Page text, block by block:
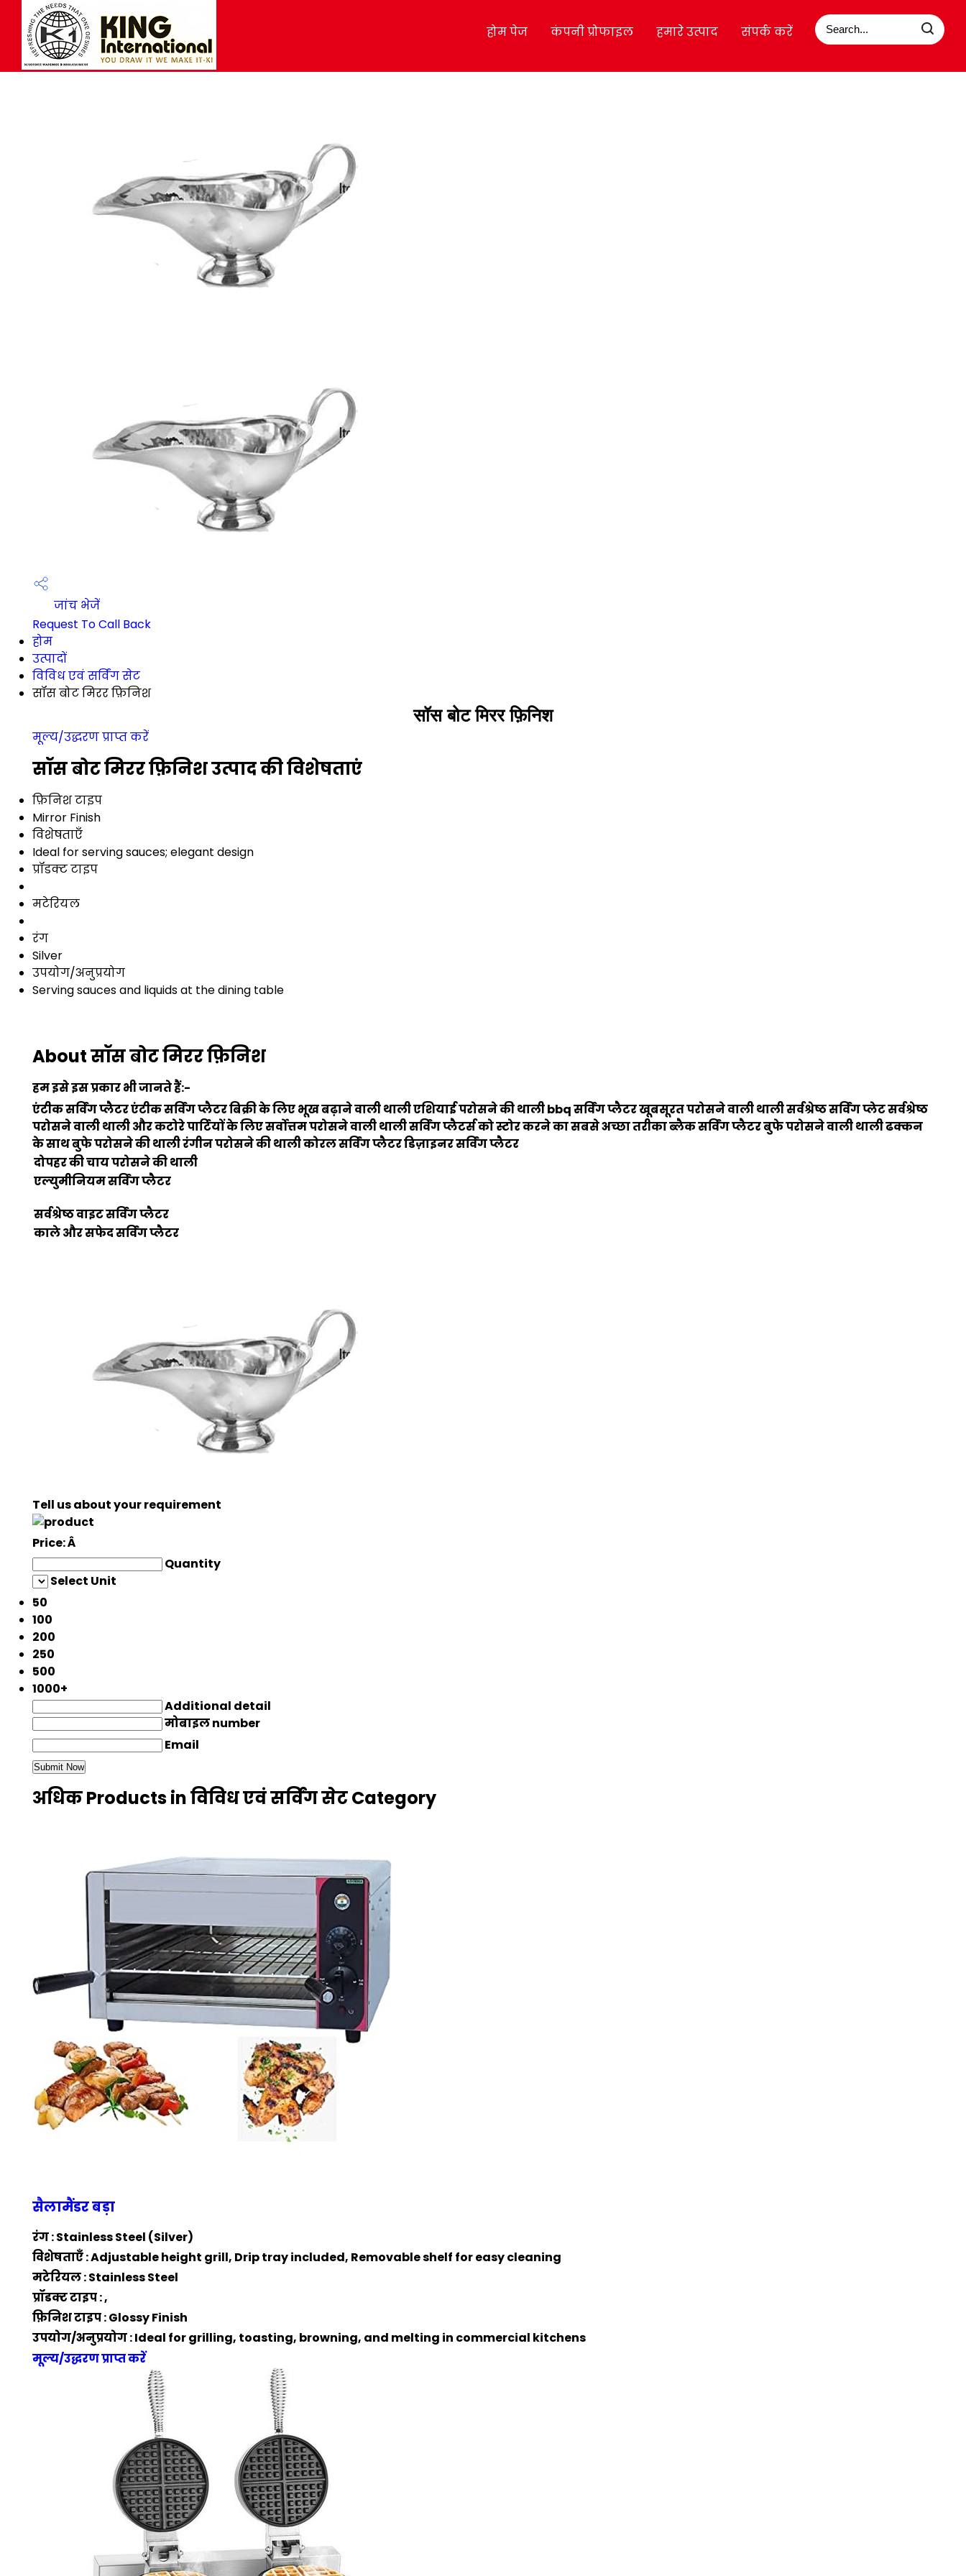
होम पेज कंपनी प्रोफाइल हमारे उत्पाद संपर्क करें
जांच भेजें
Request To Call Back
होम
उत्पादों
विविध एवं सर्विंग सेट
सॉस बोट मिरर फ़िनिश
सॉस बोट मिरर फ़िनिश
मूल्य/उद्धरण प्राप्त करें
सॉस बोट मिरर फ़िनिश उत्पाद की विशेषताएं
फ़िनिश टाइप
Mirror Finish
विशेषताएँ
Ideal for serving sauces; elegant design
प्रॉडक्ट टाइप
मटेरियल
रंग
Silver
उपयोग/अनुप्रयोग
Serving sauces and liquids at the dining table
About सॉस बोट मिरर फ़िनिश
हम इसे इस प्रकार भी जानते हैं:-
एंटीक सर्विंग प्लैटरएंटीक सर्विंग प्लैटर बिक्री के लिएभूख बढ़ाने वाली थालीएशियाई परोसने की थालीbbq सर्विंग प्लैटरखूबसूरत परोसने वाली थालीसर्वश्रेष्ठ सर्विंग प्लेटसर्वश्रेष्ठ
परोसने वाली थाली और कटोरेपार्टियों के लिए सर्वोत्तम परोसने वाली थालीसर्विंग प्लैटर्स को स्टोर करने का सबसे अच्छा तरीकाब्लैक सर्विंग प्लैटरबुफे परोसने वाली थालीढक्कन
के साथ बुफे परोसने की थालीरंगीन परोसने की थालीकोरल सर्विंग प्लैटरडिज़ाइनर सर्विंग प्लैटर
दोपहर की चाय परोसने की थाली
एल्युमीनियम सर्विंग प्लैटर
सर्वश्रेष्ठ वाइट सर्विंग प्लैटर
काले और सफेद सर्विंग प्लैटर
Tell us about your requirement
Price:Â
Quantity
Select Unit
50
100
200
250
500
1000+
Additional detail
मोबाइल number
Email
अधिक Products in विविध एवं सर्विंग सेट Category
सैलामैंडर बड़ा
रंग : Stainless Steel (Silver)
विशेषताएँ : Adjustable height grill, Drip tray included, Removable shelf for easy cleaning
मटेरियल : Stainless Steel
प्रॉडक्ट टाइप : ,
फ़िनिश टाइप : Glossy Finish
उपयोग/अनुप्रयोग : Ideal for grilling, toasting, browning, and melting in commercial kitchens
मूल्य/उद्धरण प्राप्त करें